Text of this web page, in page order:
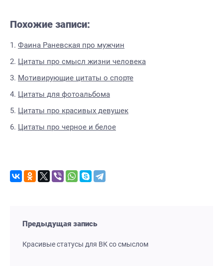
Похожие записи:
Фаина Раневская про мужчин
Цитаты про смысл жизни человека
Мотивирующие цитаты о спорте
Цитаты для фотоальбома
Цитаты про красивых девушек
Цитаты про черное и белое
Предыдущая запись
Красивые статусы для ВК со смыслом